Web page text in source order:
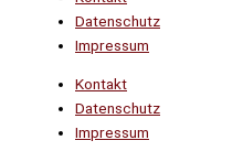
Datenschutz
Impressum
Kontakt
Datenschutz
Impressum